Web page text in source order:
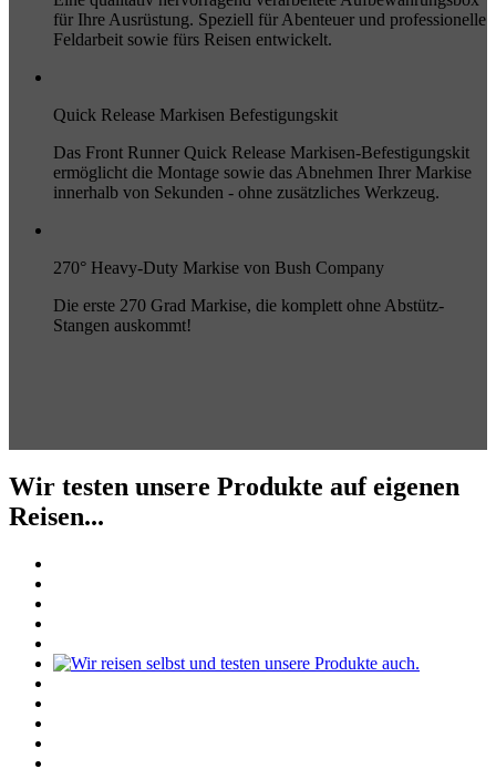
für Ihre Ausrüstung. Speziell für Abenteuer und professionelle
Feldarbeit sowie fürs Reisen entwickelt.
Quick Release Markisen Befestigungskit
Das Front Runner Quick Release Markisen-Befestigungskit
ermöglicht die Montage sowie das Abnehmen Ihrer Markise
innerhalb von Sekunden - ohne zusätzliches Werkzeug.
270° Heavy-Duty Markise von Bush Company
Die erste 270 Grad Markise, die komplett ohne Abstütz-
Stangen auskommt!
Wir testen unsere Produkte auf eigenen
Reisen...